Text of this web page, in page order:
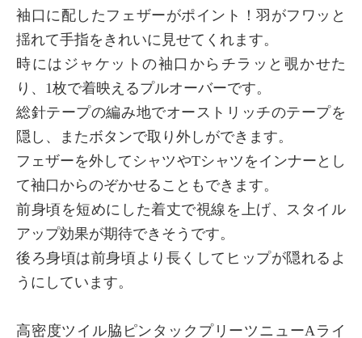
袖口に配したフェザーがポイント！羽がフワッと
揺れて手指をきれいに見せてくれます。
時にはジャケットの袖口からチラッと覗かせた
り、1枚で着映えるプルオーバーです。
総針テープの編み地でオーストリッチのテープを
隠し、またボタンで取り外しができます。
フェザーを外してシャツやTシャツをインナーとし
て袖口からのぞかせることもできます。
前身頃を短めにした着丈で視線を上げ、スタイル
アップ効果が期待できそうです。
後ろ身頃は前身頃より長くしてヒップが隠れるよ
うにしています。
高密度ツイル脇ピンタックプリーツニューAライ